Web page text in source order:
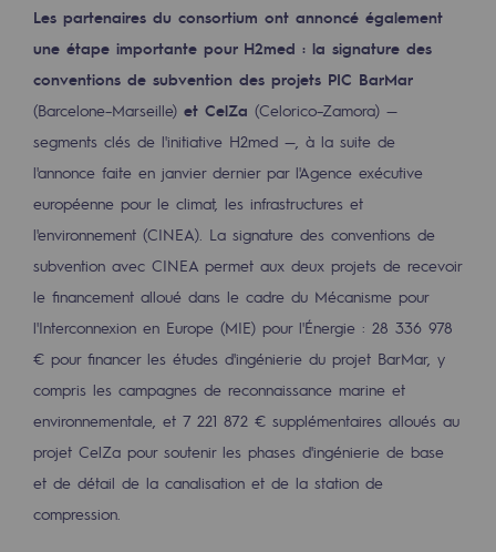
Limitation des émissions atmosphériques
Gestion de l'énergie
Préservation de la biodiversité
Gestion des impacts
Responsabilité sociale et territoriale
Responsabilité sociale et
Energiz Mouv
Energiz Mouv
Le programme social et territorial de
Territorial
Territorial
Engagements auprès des territoires
Les partenaires du consortium ont annoncé également
une étape importante pour H2med : la signature des
conventions de subvention des projets PIC BarMar
(Barcelone–Marseille) et CelZa (Celorico–Zamora) —
segments clés de l'initiative H2med —, à la suite de
l'annonce faite en janvier dernier par l'Agence exécutive
européenne pour le climat, les infrastructures et
l'environnement (CINEA). La signature des conventions de
subvention avec CINEA permet aux deux projets de recevoir
le financement alloué dans le cadre du Mécanisme pour
l'Interconnexion en Europe (MIE) pour l'Énergie : 28 336 978
€ pour financer les études d'ingénierie du projet BarMar, y
compris les campagnes de reconnaissance marine et
environnementale, et 7 221 872 € supplémentaires alloués au
projet CelZa pour soutenir les phases d'ingénierie de base
et de détail de la canalisation et de la station de
compression.